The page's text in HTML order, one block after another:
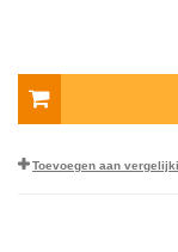
Toevoegen aan